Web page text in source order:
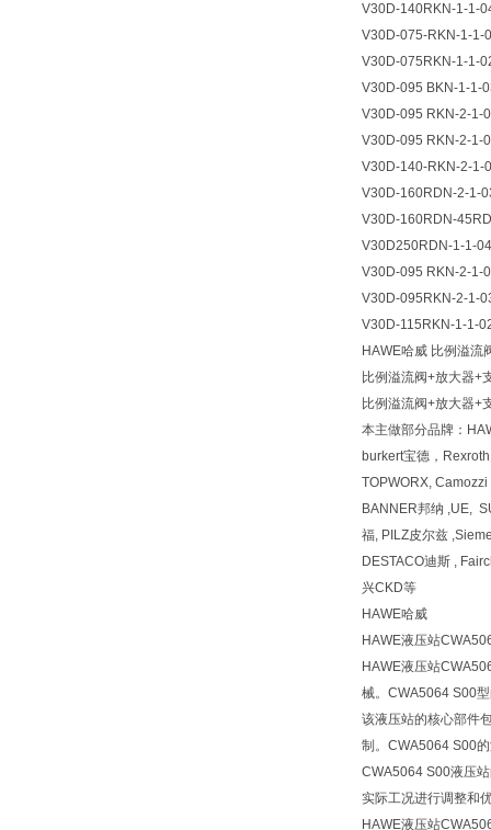
V30D-140RKN-1-1-
V30D-075-RKN-1-1-
V30D-075RKN-1-1-
V30D-095 BKN-1-1-
V30D-095 RKN-2-1-
V30D-095 RKN-2-1-
V30D-140-RKN-2-1-
V30D-160RDN-2-1-
V30D-160RDN-
V30D250RDN-1-1-
V30D-095 RKN-2-1-
V30D-095RKN-2-1-
V30D-115RKN-1-1-
HAWE哈威 比例溢流
比例溢流阀+放大器
比例溢流阀+放大器
本主做部分品牌：
burkert宝德，
TOPWORX,
BANNER邦纳 ,UE,
福, PILZ皮尔兹
DESTACO迪斯 ,
兴CKD等
HAWE哈威
HAWE液压站
HAWE液压站
械。CWA5064 S00
该液压站的核心部件
制。CWA5064 S00
CWA5064 S00液压
实际工况进行调整和
HAWE液压站